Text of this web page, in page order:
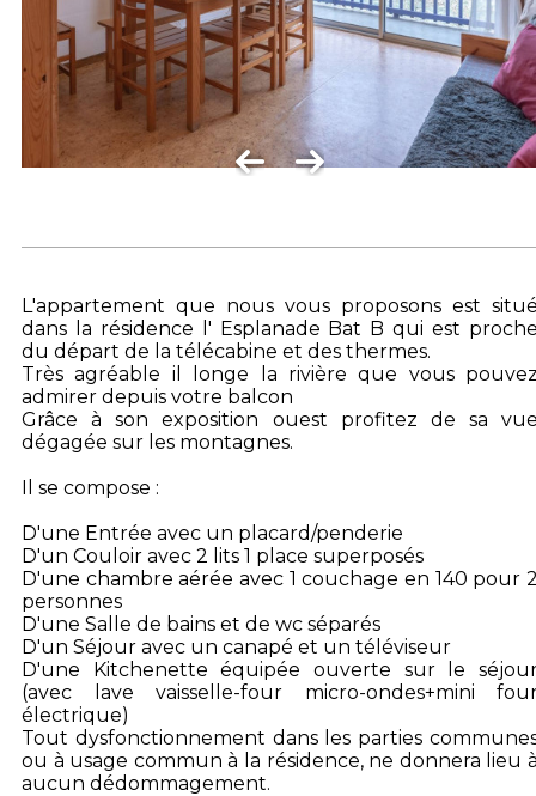
L'appartement que nous vous proposons est
dans la résidence l' Esplanade Bat B qui est
du départ de la télécabine et des thermes.
Très agréable il longe la rivière que vous
admirer depuis votre balcon
Grâce à son exposition ouest profitez de sa
dégagée sur les montagnes.
Il se compose :
D'une Entrée avec un placard/penderie
D'un Couloir avec 2 lits 1 place superposés
D'une chambre aérée avec 1 couchage en 140 pour
personnes
D'une Salle de bains et de wc séparés
D'un Séjour avec un canapé et un téléviseur
D'une Kitchenette équipée ouverte sur le
(avec lave vaisselle-four micro-ondes+mini
électrique)
Tout dysfonctionnement dans les parties
ou à usage commun à la résidence, ne donnera lieu
aucun dédommagement.